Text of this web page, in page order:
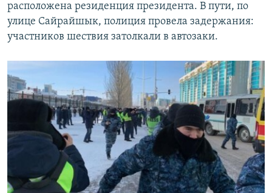
расположена резиденция президента. В пути, по
улице Сайрайшык, полиция провела задержания:
участников шествия затолкали в автозаки.